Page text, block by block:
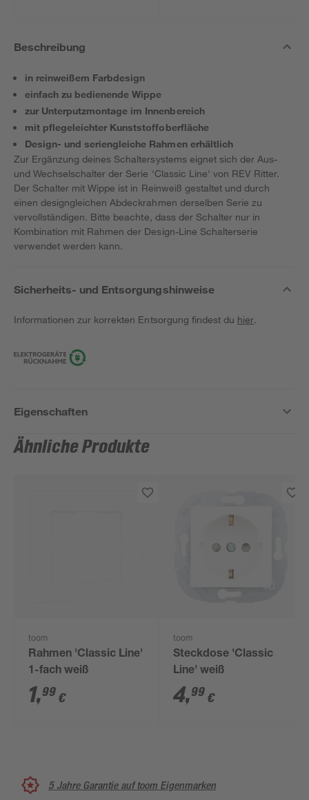
Beschreibung
in reinweißem Farbdesign
einfach zu bedienende Wippe
zur Unterputzmontage im Innenbereich
mit pflegeleichter Kunststoffoberfläche
Design- und seriengleiche Rahmen erhältlich
Zur Ergänzung deines Schaltersystems eignet sich der Aus-
und Wechselschalter der Serie 'Classic Line' von REV Ritter.
Der Schalter mit Wippe ist in Reinweiß gestaltet und durch
einen designgleichen Abdeckrahmen derselben Serie zu
vervollständigen. Bitte beachte, dass der Schalter nur in
Kombination mit Rahmen der Design-Line Schalterserie
verwendet werden kann.
Sicherheits- und Entsorgungshinweise
Informationen zur korrekten Entsorgung findest du hier.
Eigenschaften
Ähnliche Produkte
toom
Rahmen 'Classic Line'
1-fach weiß
1,99 €
toom
Steckdose 'Classic
Line' weiß
4,99 €
5 Jahre Garantie auf toom Eigenmarken